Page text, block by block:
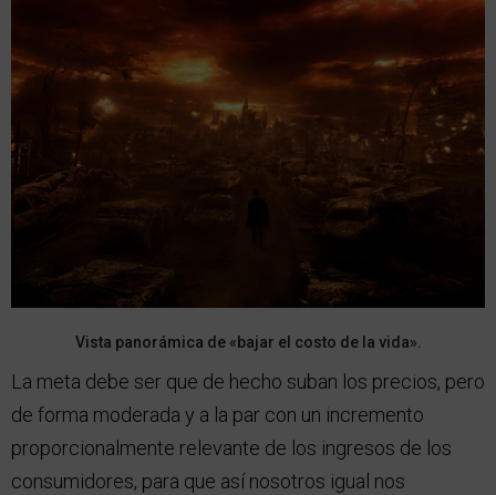
Vista panorámica de «bajar el costo de la vida».
La meta debe ser que de hecho suban los precios, pero
de forma moderada y a la par con un incremento
proporcionalmente relevante de los ingresos de los
consumidores, para que así nosotros igual nos